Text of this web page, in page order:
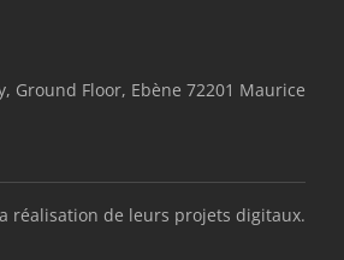
Ground Floor, Ebène 72201 Maurice
réalisation de leurs projets digitaux.